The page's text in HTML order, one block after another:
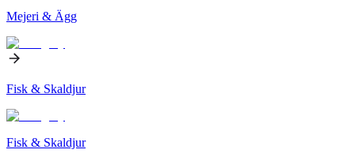
Mejeri & Ägg
Fisk & Skaldjur
Fisk & Skaldjur